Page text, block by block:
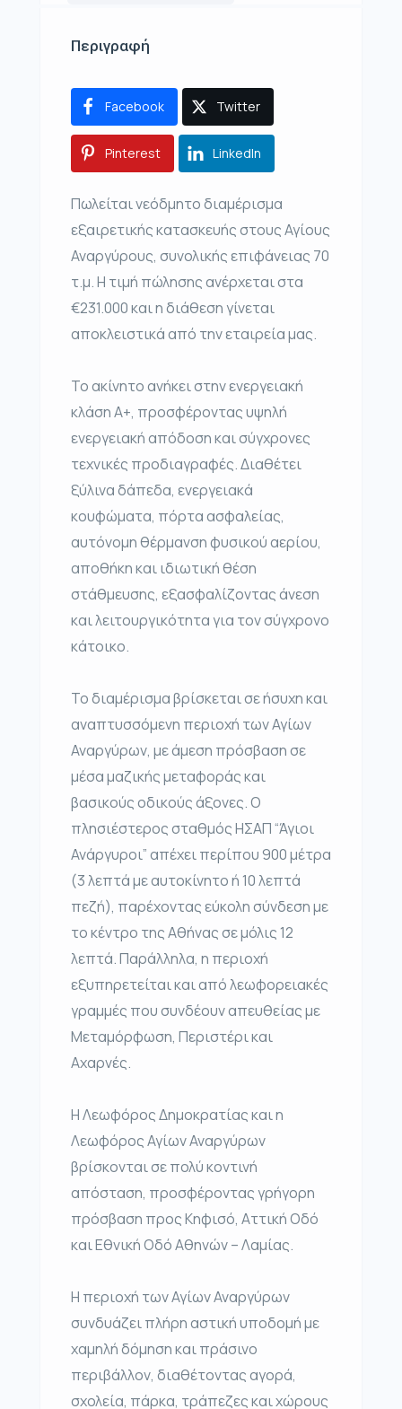
Περιγραφή
Facebook Twitter
Pinterest LinkedIn
Πωλείται νεόδμητο διαμέρισμα
εξαιρετικής κατασκευής στους Αγίους
Αναργύρους, συνολικής επιφάνειας 70
τ.μ. Η τιμή πώλησης ανέρχεται στα
€231.000 και η διάθεση γίνεται
αποκλειστικά από την εταιρεία μας.
Το ακίνητο ανήκει στην ενεργειακή
κλάση Α+, προσφέροντας υψηλή
ενεργειακή απόδοση και σύγχρονες
τεχνικές προδιαγραφές. Διαθέτει
ξύλινα δάπεδα, ενεργειακά
κουφώματα, πόρτα ασφαλείας,
αυτόνομη θέρμανση φυσικού αερίου,
αποθήκη και ιδιωτική θέση
στάθμευσης, εξασφαλίζοντας άνεση
και λειτουργικότητα για τον σύγχρονο
κάτοικο.
Το διαμέρισμα βρίσκεται σε ήσυχη και
αναπτυσσόμενη περιοχή των Αγίων
Αναργύρων, με άμεση πρόσβαση σε
μέσα μαζικής μεταφοράς και
βασικούς οδικούς άξονες. Ο
πλησιέστερος σταθμός ΗΣΑΠ “Άγιοι
Ανάργυροι” απέχει περίπου 900 μέτρα
(3 λεπτά με αυτοκίνητο ή 10 λεπτά
πεζή), παρέχοντας εύκολη σύνδεση με
το κέντρο της Αθήνας σε μόλις 12
λεπτά. Παράλληλα, η περιοχή
εξυπηρετείται και από λεωφορειακές
γραμμές που συνδέουν απευθείας με
Μεταμόρφωση, Περιστέρι και
Αχαρνές.
Η Λεωφόρος Δημοκρατίας και η
Λεωφόρος Αγίων Αναργύρων
βρίσκονται σε πολύ κοντινή
απόσταση, προσφέροντας γρήγορη
πρόσβαση προς Κηφισό, Αττική Οδό
και Εθνική Οδό Αθηνών – Λαμίας.
Η περιοχή των Αγίων Αναργύρων
συνδυάζει πλήρη αστική υποδομή με
χαμηλή δόμηση και πράσινο
περιβάλλον, διαθέτοντας αγορά,
σχολεία, πάρκα, τράπεζες και χώρους